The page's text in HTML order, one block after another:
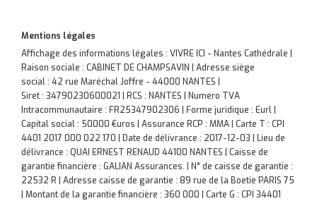
Mentions légales
Affichage des informations légales : VIVRE ICI - Nantes Cathédrale |
Raison sociale : CABINET DE CHAMPSAVIN | Adresse siège
social : 42 rue Maréchal Joffre - 44000 NANTES |
Siret : 34790230600021 | RCS : NANTES | Numero TVA
Intracommunautaire : FR25347902306 | Forme juridique : Eurl |
Capital social : 50000 €uros | Assurance RCP : MMA | Carte T : CPI
4401 2017 000 022 170 | Date de délivrance : 2017-12-03 | Lieu de
délivrance : QUAI ERNEST RENAUD 44100 NANTES | Caisse de
garantie financière : GALIAN Assurances. | N° de caisse de garantie :
22532 R | Adresse caisse de garantie : 89 rue de la Boetie PARIS 75
| Montant de la garantie financière : 360 000 | Carte G : CPI 34401